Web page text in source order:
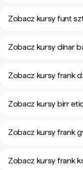
Zobacz kursy funt
Zobacz kursy dinar
Zobacz kursy frank
Zobacz kursy birr
Zobacz kursy frank
Zobacz kursy frank